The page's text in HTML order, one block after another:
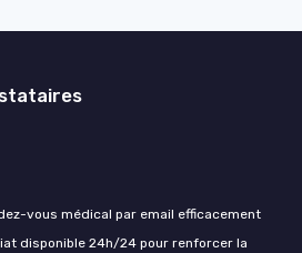
vous médical par email efficacement
disponible 24h/24 pour renforcer la